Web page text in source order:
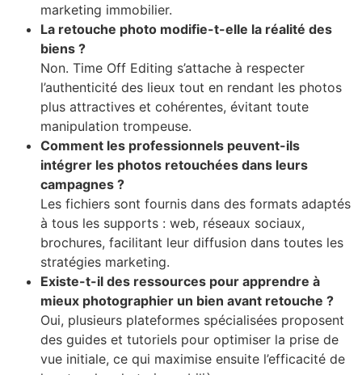
marketing immobilier.
La retouche photo modifie-t-elle la réalité des
biens ?
Non. Time Off Editing s’attache à respecter
l’authenticité des lieux tout en rendant les photos
plus attractives et cohérentes, évitant toute
manipulation trompeuse.
Comment les professionnels peuvent-ils
intégrer les photos retouchées dans leurs
campagnes ?
Les fichiers sont fournis dans des formats adaptés
à tous les supports : web, réseaux sociaux,
brochures, facilitant leur diffusion dans toutes les
stratégies marketing.
Existe-t-il des ressources pour apprendre à
mieux photographier un bien avant retouche ?
Oui, plusieurs plateformes spécialisées proposent
des guides et tutoriels pour optimiser la prise de
vue initiale, ce qui maximise ensuite l’efficacité de